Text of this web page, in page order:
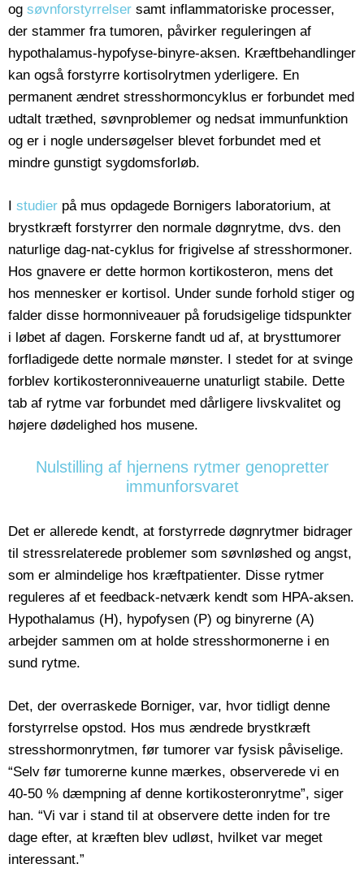
og søvnforstyrrelser samt inflammatoriske processer,
der stammer fra tumoren, påvirker reguleringen af
hypothalamus-hypofyse-binyre-aksen. Kræftbehandlinger
kan også forstyrre kortisolrytmen yderligere. En
permanent ændret stresshormoncyklus er forbundet med
udtalt træthed, søvnproblemer og nedsat immunfunktion
og er i nogle undersøgelser blevet forbundet med et
mindre gunstigt sygdomsforløb.
I studier på mus opdagede Bornigers laboratorium, at
brystkræft forstyrrer den normale døgnrytme, dvs. den
naturlige dag-nat-cyklus for frigivelse af stresshormoner.
Hos gnavere er dette hormon kortikosteron, mens det
hos mennesker er kortisol. Under sunde forhold stiger og
falder disse hormonniveauer på forudsigelige tidspunkter
i løbet af dagen. Forskerne fandt ud af, at brysttumorer
forfladigede dette normale mønster. I stedet for at svinge
forblev kortikosteronniveauerne unaturligt stabile. Dette
tab af rytme var forbundet med dårligere livskvalitet og
højere dødelighed hos musene.
Nulstilling af hjernens rytmer genopretter
immunforsvaret
Det er allerede kendt, at forstyrrede døgnrytmer bidrager
til stressrelaterede problemer som søvnløshed og angst,
som er almindelige hos kræftpatienter. Disse rytmer
reguleres af et feedback-netværk kendt som HPA-aksen.
Hypothalamus (H), hypofysen (P) og binyrerne (A)
arbejder sammen om at holde stresshormonerne i en
sund rytme.
Det, der overraskede Borniger, var, hvor tidligt denne
forstyrrelse opstod. Hos mus ændrede brystkræft
stresshormonrytmen, før tumorer var fysisk påviselige.
“Selv før tumorerne kunne mærkes, observerede vi en
40-50 % dæmpning af denne kortikosteronrytme”, siger
han. “Vi var i stand til at observere dette inden for tre
dage efter, at kræften blev udløst, hvilket var meget
interessant.”